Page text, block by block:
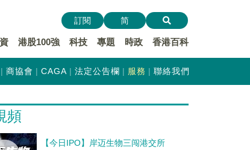
港股100強 科技 專題 時政 香港百科
訂閱 简
商協會 CAGA 法定公告欄 服務 聯絡我們
頻
【今日IPO】岸迈生物三闯港交所